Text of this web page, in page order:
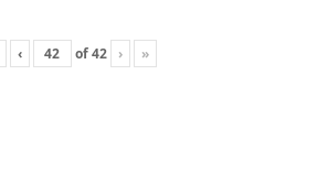
‹ of42 › »